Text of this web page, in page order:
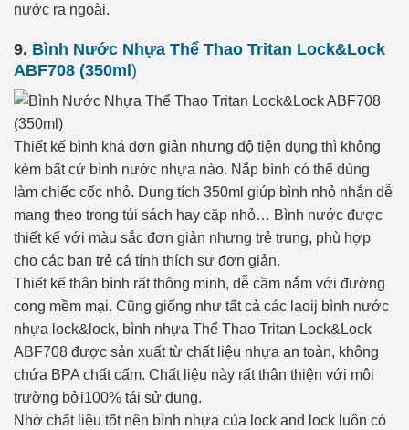
nước ra ngoài.
9. Bình Nước Nhựa Thể Thao Tritan Lock&Lock
ABF708 (350ml )
Thiết kế bình khá đơn giản nhưng độ tiện dụng thì không
kém bất cứ bình nước nhựa nào. Nắp bình có thể dùng
làm chiếc cốc nhỏ. Dung tích 350ml giúp bình nhỏ nhắn dễ
mang theo trong túi sách hay cặp nhỏ… Bình nước được
thiết kế với màu sắc đơn giản nhưng trẻ trung, phù hợp
cho các bạn trẻ cá tính thích sự đơn giản.
Thiết kế thân bình rất thông minh, dễ cầm nắm với đường
cong mềm mại. Cũng giống như tất cả các laoij bình nước
nhựa lock&lock, bình nhựa Thể Thao Tritan Lock&Lock
ABF708 được sản xuất từ chất liệu nhựa an toàn, không
chứa BPA chất cấm. Chất liệu này rất thân thiện với môi
trường bởi100% tái sử dụng.
Nhờ chất liệu tốt nên bình nhựa của lock and lock luôn có